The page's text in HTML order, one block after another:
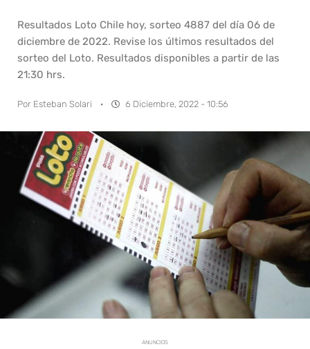
Resultados Loto Chile hoy, sorteo 4887 del día 06 de
diciembre de 2022. Revise los últimos resultados del
sorteo del Loto. Resultados disponibles a partir de las
21:30 hrs.
Por Esteban Solari · 6 Diciembre, 2022 - 10:56
ANUNCIOS